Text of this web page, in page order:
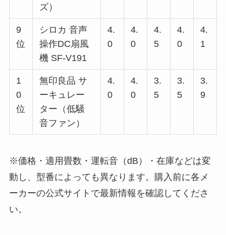
ズ）
9
位
シロカ 音声
操作DC扇風
機 SF-V191
4.
0
4.
0
4.
5
4.
0
4.
1
1
0
位
無印良品 サ
ーキュレー
ター（低騒
音ファン）
4.
0
4.
0
3.
5
3.
5
3.
9
※価格・適用畳数・運転音（dB）・在庫などは変
動し、型番によっても異なります。購入前に各メ
ーカーの公式サイトで最新情報を確認してくださ
い。